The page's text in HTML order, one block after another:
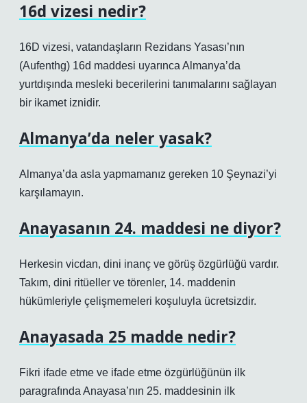
16d vizesi nedir?
16D vizesi, vatandaşların Rezidans Yasası’nın
(Aufenthg) 16d maddesi uyarınca Almanya’da
yurtdışında mesleki becerilerini tanımalarını sağlayan
bir ikamet iznidir.
Almanya’da neler yasak?
Almanya’da asla yapmamanız gereken 10 Şeynazi’yi
karşılamayın.
Anayasanın 24. maddesi ne diyor?
Herkesin vicdan, dini inanç ve görüş özgürlüğü vardır.
Takım, dini ritüeller ve törenler, 14. maddenin
hükümleriyle çelişmemeleri koşuluyla ücretsizdir.
Anayasada 25 madde nedir?
Fikri ifade etme ve ifade etme özgürlüğünün ilk
paragrafında Anayasa’nın 25. maddesinin ilk